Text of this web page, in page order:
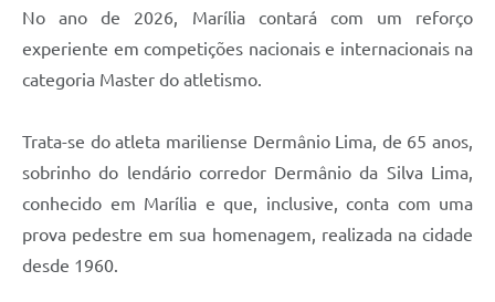
No ano de 2026, Marília contará com um reforço
experiente em competições nacionais e internacionais na
categoria Master do atletismo.
Trata-se do atleta mariliense Dermânio Lima, de 65 anos,
sobrinho do lendário corredor Dermânio da Silva Lima,
conhecido em Marília e que, inclusive, conta com uma
prova pedestre em sua homenagem, realizada na cidade
desde 1960.